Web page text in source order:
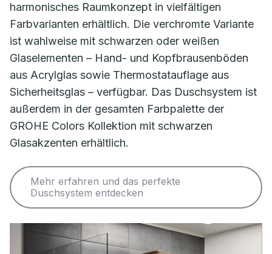
harmonisches Raumkonzept in vielfältigen
Farbvarianten erhältlich. Die verchromte Variante
ist wahlweise mit schwarzen oder weißen
Glaselementen – Hand- und Kopfbrausenböden
aus Acrylglas sowie Thermostatauflage aus
Sicherheitsglas – verfügbar. Das Duschsystem ist
außerdem in der gesamten Farbpalette der
GROHE Colors Kollektion mit schwarzen
Glasakzenten erhältlich.
Mehr erfahren und das perfekte
Duschsystem entdecken